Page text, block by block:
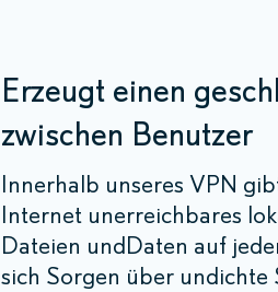
Erzeugt einen
zwischen Benutzer
Innerhalb unseres VPN
Internet unerreichbares
Dateien undDaten auf
sich Sorgen über undichte